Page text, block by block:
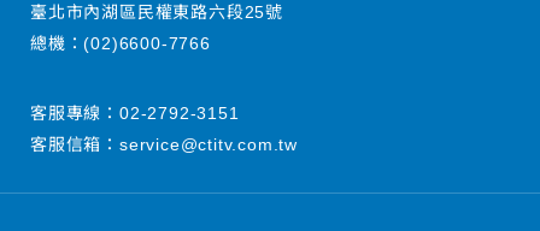
臺北市內湖區民權東路六段25號
總機：(02)6600-7766
客服專線： 02-2792-3151
客服信箱： service@ctitv.com.tw